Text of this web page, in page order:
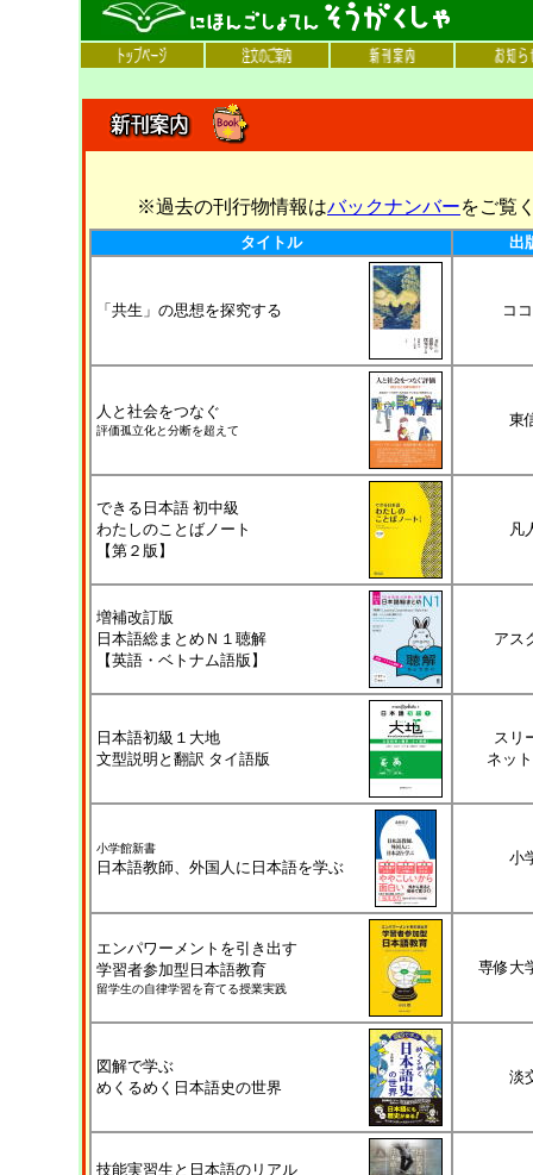
※過去の刊行物情報はバックナンバーをご覧
タイトル 出
「共生」の思想を探究する コ
人と社会をつなぐ
評価孤立化と分断を超えて
東
できる日本語 初中級
わたしのことばノート
【第２版】
凡
増補改訂版
日本語総まとめＮ１聴解
【英語・ベトナム語版】
アス
日本語初級１大地
文型説明と翻訳 タイ語版
スリ
ネッ
小学館新書
日本語教師、外国人に日本語を学ぶ
小
エンパワーメントを引き出す
学習者参加型日本語教育
留学生の自律学習を育てる授業実践
専修大
図解で学ぶ
めくるめく日本語史の世界
淡
技能実習生と日本語のリアル